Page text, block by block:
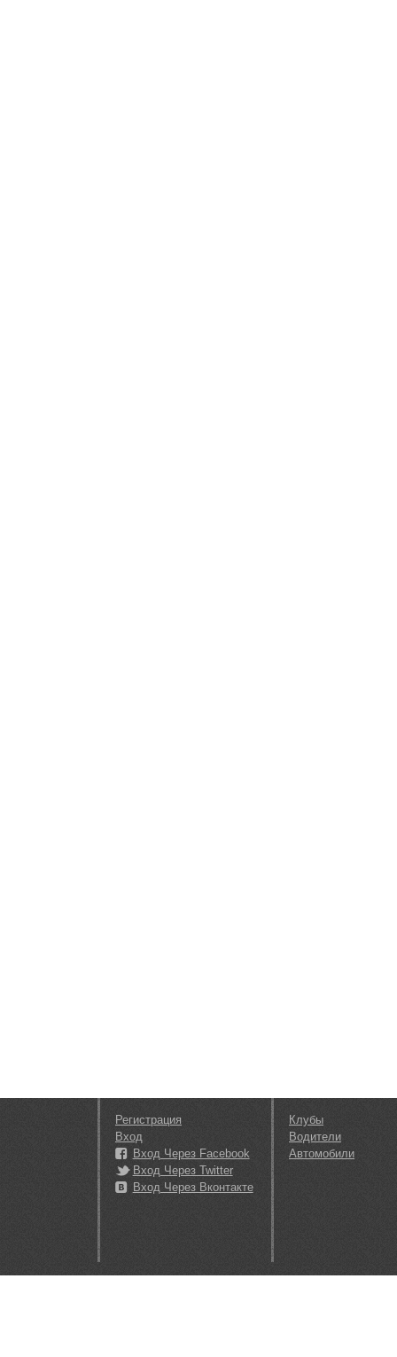
Регистрация
Вход
Вход Через Facebook
Вход Через Twitter
Вход Через Вконтакте
Клубы
Водители
Автомобили